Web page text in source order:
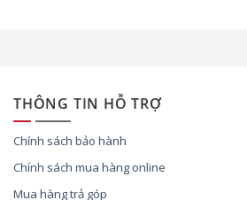
THÔNG TIN HỖ TRỢ
Chính sách bảo hành
Chính sách mua hàng online
Mua hàng trả góp